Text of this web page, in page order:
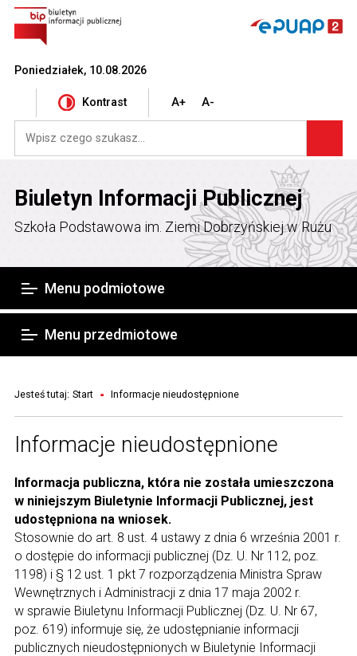
Poniedziałek, 10.08.2026
Kontrast A+ A-
Biuletyn Informacji Publicznej
Szkoła Podstawowa im. Ziemi Dobrzyńskiej w Rużu
Menu podmiotowe
Menu przedmiotowe
Jesteś tutaj: Start Informacje nieudostępnione
Informacje nieudostępnione
Informacja publiczna, która nie została umieszczona
w niniejszym Biuletynie Informacji Publicznej, jest
udostępniona na wniosek.
Stosownie do art. 8 ust. 4 ustawy z dnia 6 września 2001 r.
o dostępie do informacji publicznej (Dz. U. Nr 112, poz.
1198) i § 12 ust. 1 pkt 7 rozporządzenia Ministra Spraw
Wewnętrznych i Administracji z dnia 17 maja 2002 r.
w sprawie Biuletynu Informacji Publicznej (Dz. U. Nr 67,
poz. 619) informuje się, że udostępnianie informacji
publicznych nieudostępnionych w Biuletynie Informacji